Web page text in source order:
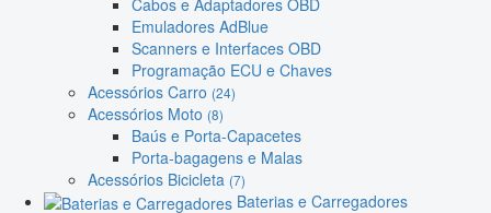
Emuladores AdBlue
Scanners e Interfaces OBD
Programação ECU e Chaves
Acessórios Carro (24)
Acessórios Moto (8)
Baús e Porta-Capacetes
Porta-bagagens e Malas
Acessórios Bicicleta (7)
Baterias e Carregadores